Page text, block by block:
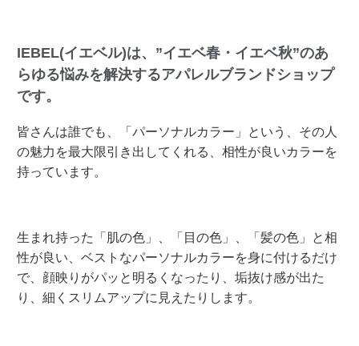
IEBEL(イエベル)は、”イエベ春・イエベ秋”のあ
らゆる悩みを解決するアパレルブランドショップ
です。
皆さんは誰でも、「パーソナルカラー」という、その人
の魅力を最大限引き出してくれる、相性が良いカラーを
持っています。
生まれ持った「肌の色」、「目の色」、「髪の色」と相
性が良い、ベストなパーソナルカラーを身に付けるだけ
で、顔映りがパッと明るくなったり、垢抜け感が出た
り、細くスリムアップに見えたりします。